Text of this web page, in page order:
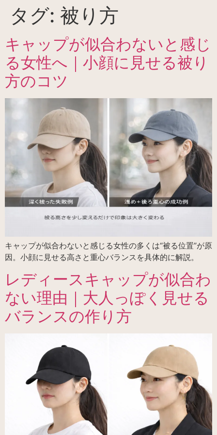
タグ: 被り方
キャップが似合わないと感じ
る女性へ｜小顔に見せる被り
方のコツ
キャップが似合わないと感じる女性の多くは“被る位置”が原
因。小顔に見せる高さと重心バランスを具体的に解説。
レディースキャップが似合わ
ない理由｜大人っぽく見せる
バランスの作り方